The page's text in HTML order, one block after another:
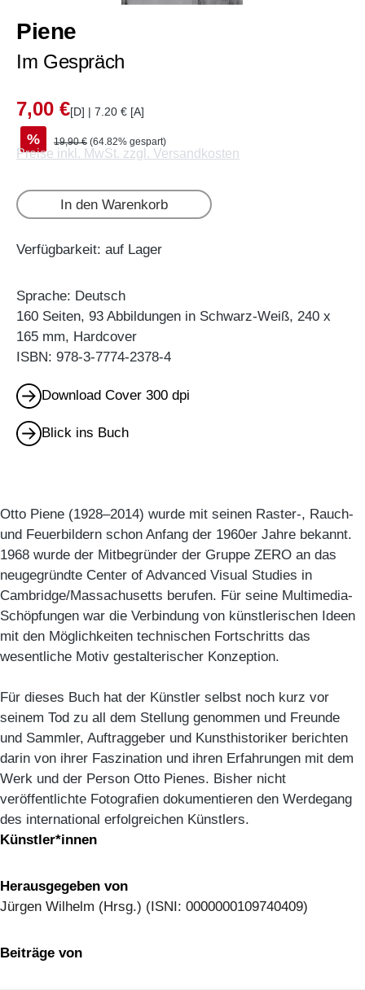
Piene
Im Gespräch
7,00 €[D] | 7.20 € [A]
% 19,90 € (64.82% gespart)
Preise inkl. MwSt. zzgl. Versandkosten
In den Warenkorb
Verfügbarkeit: auf Lager
Sprache: Deutsch
160 Seiten, 93 Abbildungen in Schwarz-Weiß, 240 x
165 mm, Hardcover
ISBN: 978-3-7774-2378-4
Download Cover 300 dpi
Blick ins Buch
Otto Piene (1928–2014) wurde mit seinen Raster-, Rauch-
und Feuerbildern schon Anfang der 1960er Jahre bekannt.
1968 wurde der Mitbegründer der Gruppe ZERO an das
neugegründte Center of Advanced Visual Studies in
Cambridge/Massachusetts berufen. Für seine Multimedia-
Schöpfungen war die Verbindung von künstlerischen Ideen
mit den Möglichkeiten technischen Fortschritts das
wesentliche Motiv gestalterischer Konzeption.
Für dieses Buch hat der Künstler selbst noch kurz vor
seinem Tod zu all dem Stellung genommen und Freunde
und Sammler, Auftraggeber und Kunsthistoriker berichten
darin von ihrer Faszination und ihren Erfahrungen mit dem
Werk und der Person Otto Pienes. Bisher nicht
veröffentlichte Fotografien dokumentieren den Werdegang
des international erfolgreichen Künstlers.
Künstler*innen
Herausgegeben von
Jürgen Wilhelm (Hrsg.) (ISNI: 0000000109740409)
Beiträge von